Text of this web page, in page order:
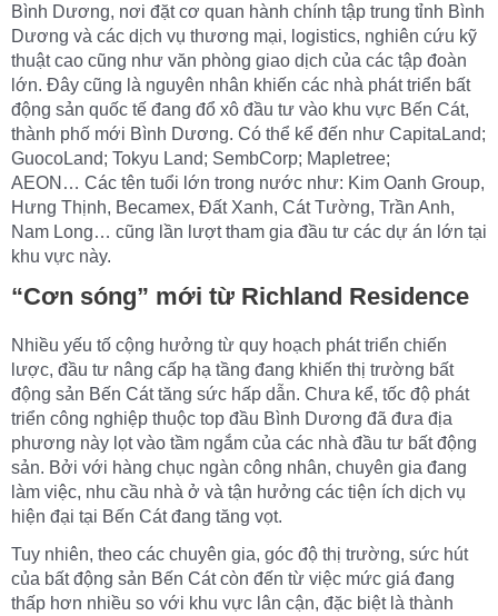
Bình Dương, nơi đặt cơ quan hành chính tập trung tỉnh Bình
Dương và các dịch vụ thương mại, logistics, nghiên cứu kỹ
thuật cao cũng như văn phòng giao dịch của các tập đoàn
lớn. Đây cũng là nguyên nhân khiến các nhà phát triển bất
động sản quốc tế đang đổ xô đầu tư vào khu vực Bến Cát,
thành phố mới Bình Dương. Có thể kể đến như CapitaLand;
GuocoLand; Tokyu Land; SembCorp; Mapletree;
AEON… Các tên tuổi lớn trong nước như: Kim Oanh Group,
Hưng Thịnh, Becamex, Đất Xanh, Cát Tường, Trần Anh,
Nam Long… cũng lần lượt tham gia đầu tư các dự án lớn tại
khu vực này.
“Cơn sóng” mới từ Richland Residence
Nhiều yếu tố cộng hưởng từ quy hoạch phát triển chiến
lược, đầu tư nâng cấp hạ tầng đang khiến thị trường bất
động sản Bến Cát tăng sức hấp dẫn. Chưa kể, tốc độ phát
triển công nghiệp thuộc top đầu Bình Dương đã đưa địa
phương này lọt vào tầm ngắm của các nhà đầu tư bất động
sản. Bởi với hàng chục ngàn công nhân, chuyên gia đang
làm việc, nhu cầu nhà ở và tận hưởng các tiện ích dịch vụ
hiện đại tại Bến Cát đang tăng vọt.
Tuy nhiên, theo các chuyên gia, góc độ thị trường, sức hút
của bất động sản Bến Cát còn đến từ việc mức giá đang
thấp hơn nhiều so với khu vực lân cận, đặc biệt là thành